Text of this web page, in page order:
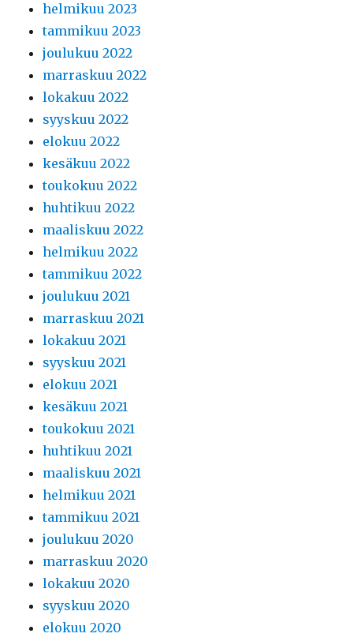
helmikuu 2023
tammikuu 2023
joulukuu 2022
marraskuu 2022
lokakuu 2022
syyskuu 2022
elokuu 2022
kesäkuu 2022
toukokuu 2022
huhtikuu 2022
maaliskuu 2022
helmikuu 2022
tammikuu 2022
joulukuu 2021
marraskuu 2021
lokakuu 2021
syyskuu 2021
elokuu 2021
kesäkuu 2021
toukokuu 2021
huhtikuu 2021
maaliskuu 2021
helmikuu 2021
tammikuu 2021
joulukuu 2020
marraskuu 2020
lokakuu 2020
syyskuu 2020
elokuu 2020